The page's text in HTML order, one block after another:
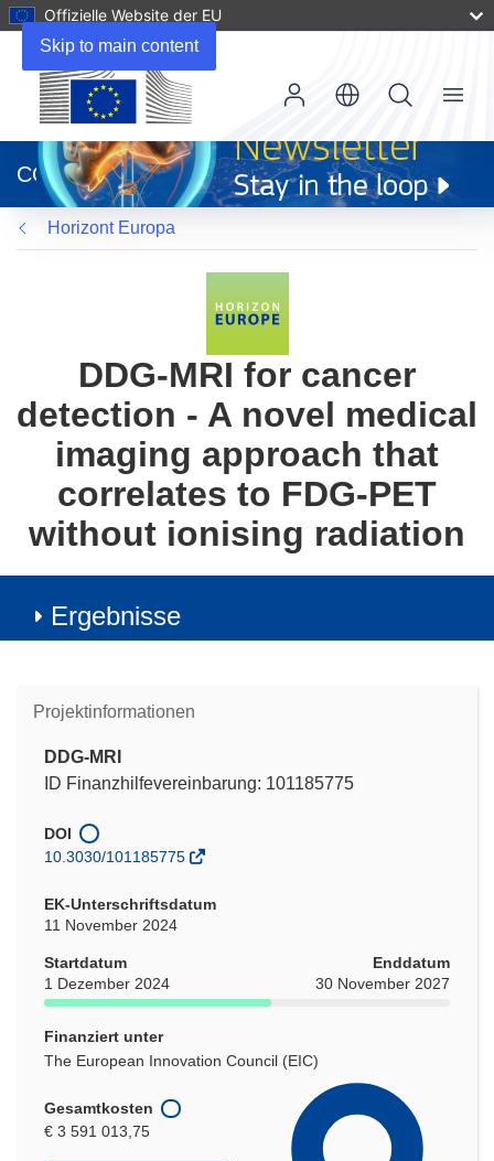
Skip to main content
Offizielle Website der EU
neuem
Fenster)
CORDIS
Menu
Horizont Europa
DDG-MRI for cancer
detection - A novel medical
imaging approach that
correlates to FDG-PET
without ionising radiation
Ergebnisse
Projektinformationen
DDG-MRI
ID Finanzhilfevereinbarung: 101185775
DOI
10.3030/101185775
EK-Unterschriftsdatum
11 November 2024
Startdatum
1 Dezember 2024
Enddatum
30 November 2027
Finanziert unter
The European Innovation Council (EIC)
Gesamtkosten
€ 3 591 013,75